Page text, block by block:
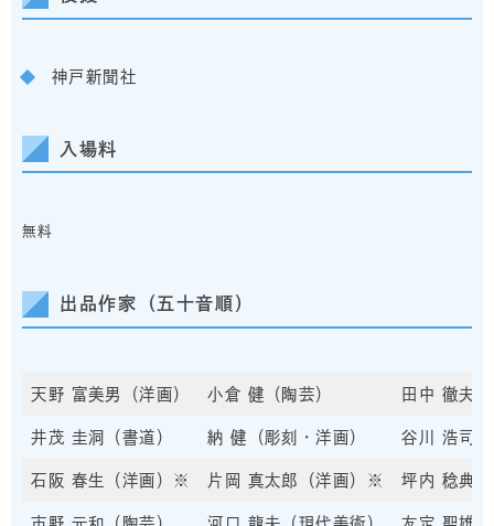
神戸新聞社
入場料
無料
出品作家（五十音順）
天野 富美男（洋画） 小倉 健（陶芸） 田中 徹夫
井茂 圭洞（書道） 納 健（彫刻・洋画） 谷川 浩司
石阪 春生（洋画）※ 片岡 真太郎（洋画）※ 坪内 稔典